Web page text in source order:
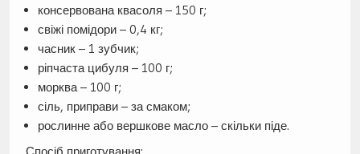
консервована квасоля – 150 г;
свіжі помідори – 0,4 кг;
часник – 1 зубчик;
ріпчаста цибуля – 100 г;
морква – 100 г;
сіль, приправи – за смаком;
рослинне або вершкове масло – скільки піде.